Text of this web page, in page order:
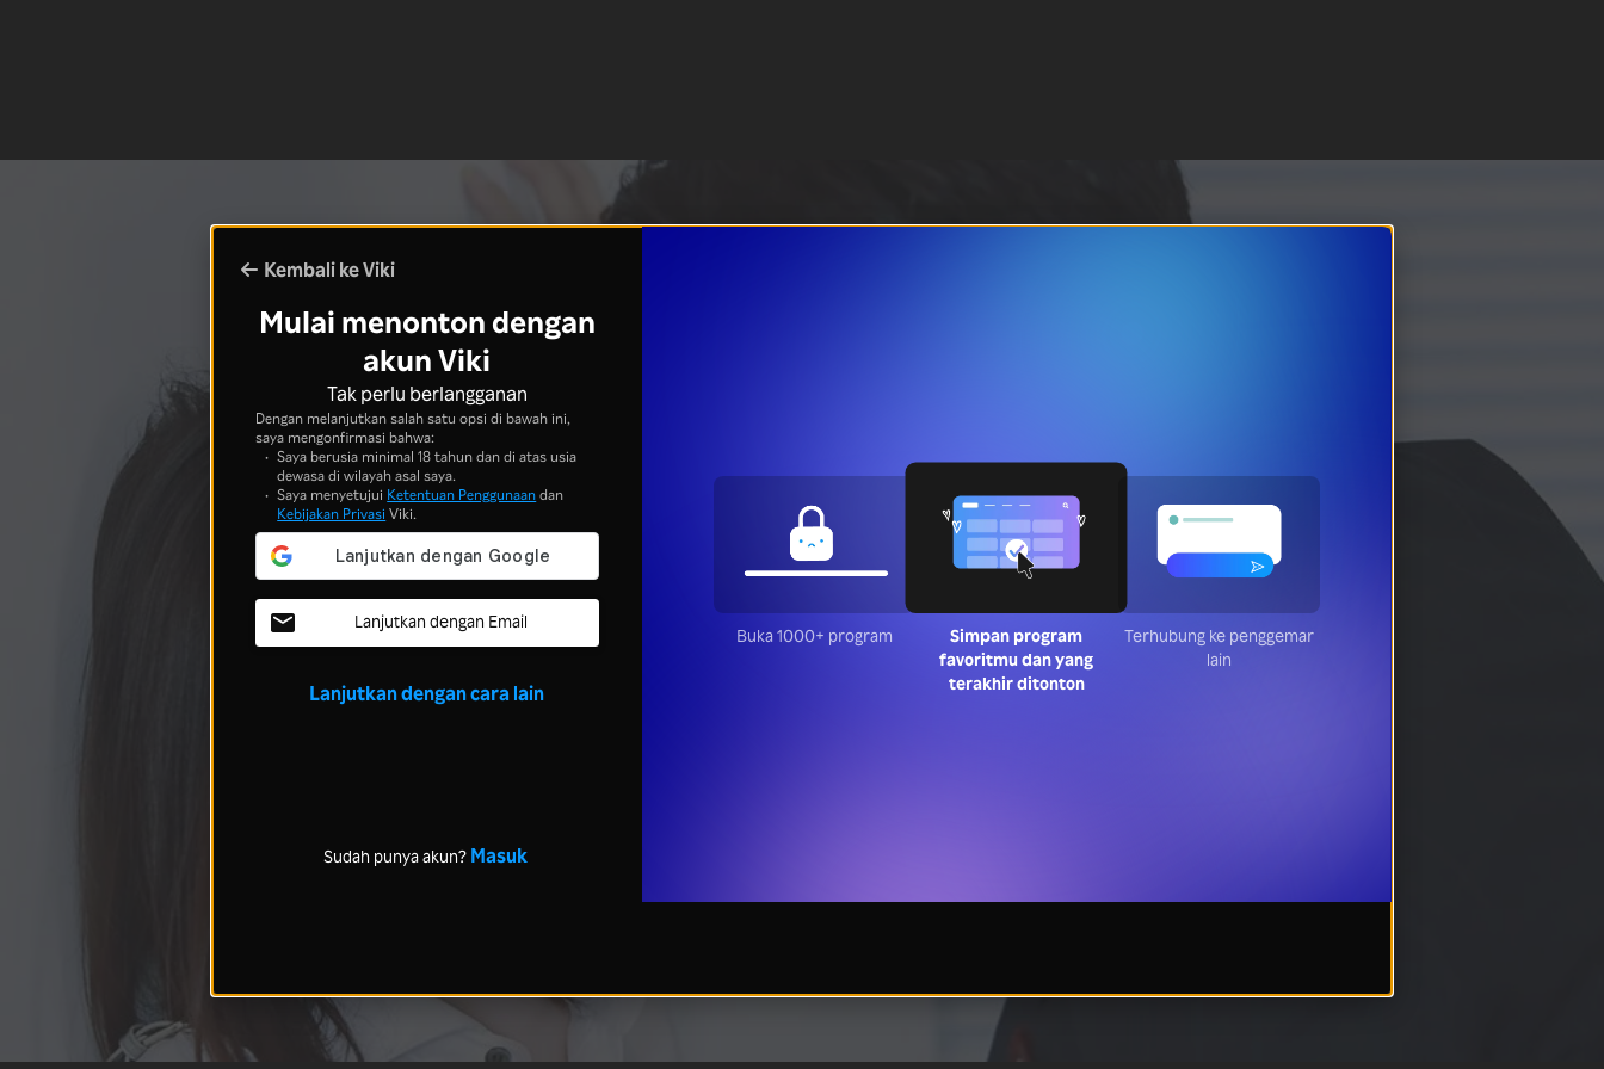
Kembali ke Viki
Mulai menonton dengan
akun Viki
Tak perlu berlangganan
Dengan melanjutkan salah satu opsi di bawah ini,
saya mengonfirmasi bahwa:
Saya berusia minimal 18 tahun dan di atas usia
dewasa di wilayah asal saya.
Saya menyetujui Ketentuan Penggunaandan
Kebijakan Privasi Viki.
Lanjutkan dengan Email
Lanjutkan dengan cara lain
Sudah punya akun? Masuk
Buka 1000+ program
Simpan program favoritmu
dan yang terakhir ditonton
Terhubung ke penggemar
lain